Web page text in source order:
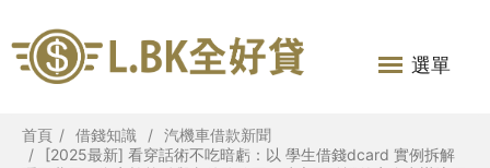
選單
首頁 借錢知識
汽機車借款新聞
[2025最新] 看穿話術不吃暗虧：以 學生借錢dcard 實例拆解